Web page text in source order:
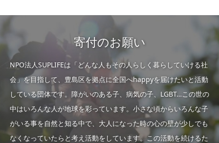
寄付のお願い
NPO法人SUPLIFEは「どんな人もその人らしく暮らしていける社
会」を目指して、豊島区を拠点に全国へhappyを届けたいと活動
している団体です。障がいのある子、病気の子、LGBT…この世の
中はいろんな人が地球を彩っています。小さな頃からいろんな子
がいる事を自然と知る中で、大人になった時の心の壁が少しでも
なくなっていたらと考え活動をしています。この活動を続けるた